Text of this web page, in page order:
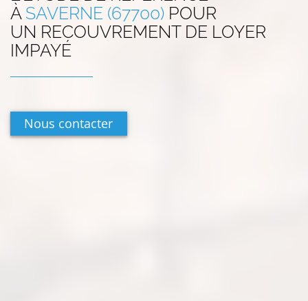
À SAVERNE (67700) POUR
UN RECOUVREMENT DE LOYER
IMPAYÉ
Nous contacter